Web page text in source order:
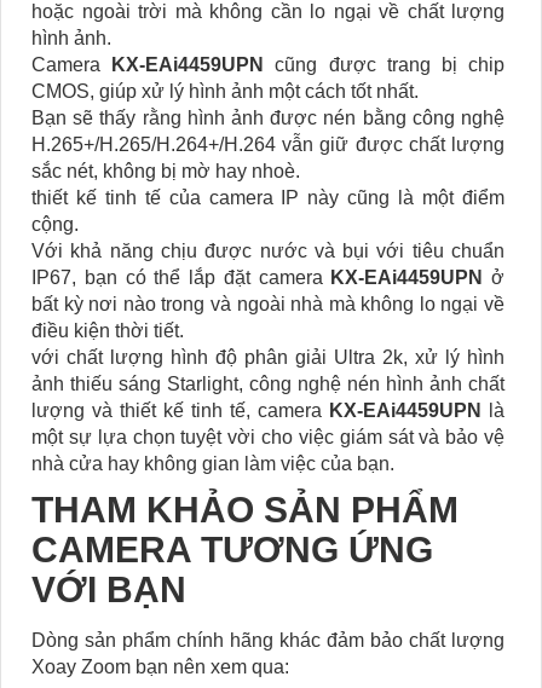
hoặc ngoài trời mà không cần lo ngại về chất lượng
hình ảnh.
Camera
KX-EAi4459UPN
cũng được trang bị chip
CMOS, giúp xử lý hình ảnh một cách tốt nhất.
Bạn sẽ thấy rằng hình ảnh được nén bằng công nghệ
H.265+/H.265/H.264+/H.264 vẫn giữ được chất lượng
sắc nét, không bị mờ hay nhoè.
thiết kế tinh tế của camera IP này cũng là một điểm
cộng.
Với khả năng chịu được nước và bụi với tiêu chuẩn
IP67, bạn có thể lắp đặt camera KX-EAi4459UPN ở
bất kỳ nơi nào trong và ngoài nhà mà không lo ngại về
điều kiện thời tiết.
với chất lượng hình độ phân giải Ultra 2k, xử lý hình
ảnh thiếu sáng Starlight, công nghệ nén hình ảnh chất
lượng và thiết kế tinh tế, camera KX-EAi4459UPN
là
một sự lựa chọn tuyệt vời cho việc giám sát và bảo vệ
nhà cửa hay không gian làm việc của bạn.
THAM KHẢO SẢN PHẨM
CAMERA TƯƠNG ỨNG
VỚI BẠN
Dòng sản phẩm chính hãng khác đảm bảo chất lượng
Xoay Zoom bạn nên xem qua: